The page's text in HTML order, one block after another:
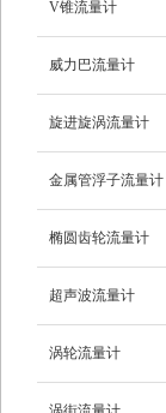
V锥流量计
威力巴流量计
旋进旋涡流量计
金属管浮子流量计
椭圆齿轮流量计
超声波流量计
涡轮流量计